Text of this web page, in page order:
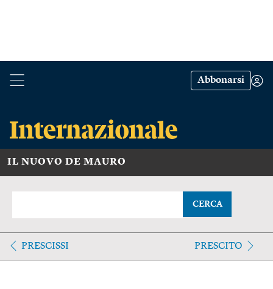
Abbonarsi
IL NUOVO DE MAURO
CERCA
PRESCISSI PRESCITO